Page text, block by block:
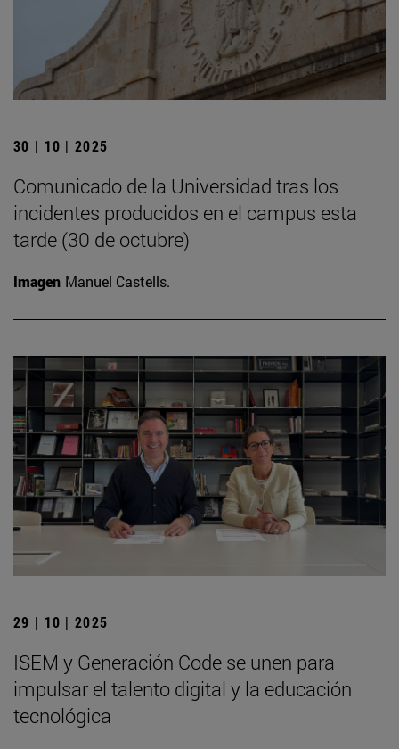
30 | 10 | 2025
Comunicado de la Universidad tras los
incidentes producidos en el campus esta
tarde (30 de octubre)
Imagen Manuel Castells.
29 | 10 | 2025
ISEM y Generación Code se unen para
impulsar el talento digital y la educación
tecnológica